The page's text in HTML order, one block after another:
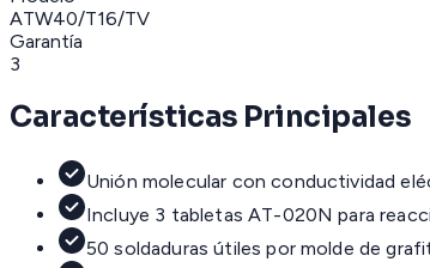
ATW40/T16/TV
Garantía
3
Características Principales
Unión molecular con conductividad
Incluye 3 tabletas AT-020N para
50 soldaduras útiles por molde de